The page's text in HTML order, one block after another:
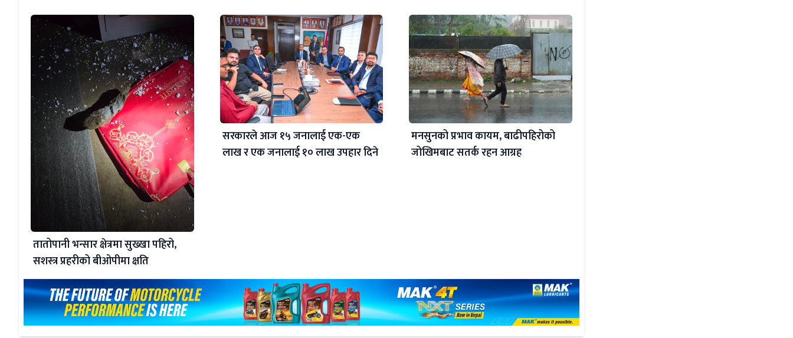
तातोपानी भन्सार क्षेत्रमा सुख्खा पहिरो,
सशस्त्र प्रहरीको बीओपीमा क्षति
सरकारले आज १५ जनालाई एक-एक
लाख र एक जनालाई १० लाख उपहार दिने
मनसुनको प्रभाव कायम, बाढीपहिरोको
जोखिमबाट सतर्क रहन आग्रह